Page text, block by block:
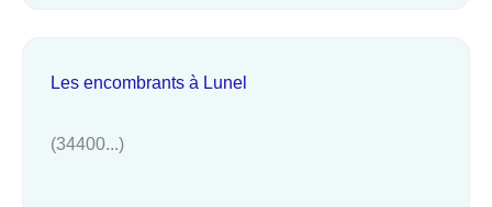
Les encombrants à Lunel
(34400...)